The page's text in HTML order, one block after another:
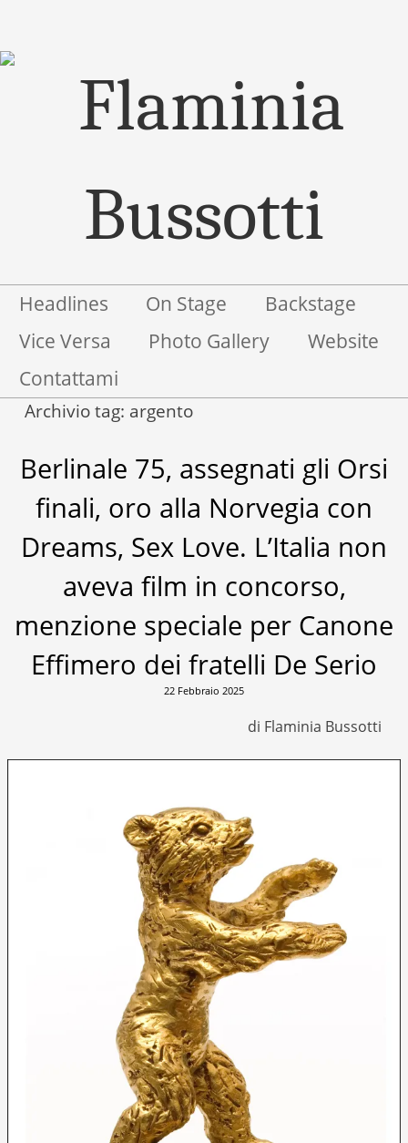
Menu
Salta il contenuto
Headlines On Stage
Backstage
Vice Versa
Photo Gallery
Website
Contattami
Archivio tag: argento
Berlinale 75, assegnati gli Orsi
finali, oro alla Norvegia con
Dreams, Sex Love. L’Italia non
aveva film in concorso,
menzione speciale per Canone
Effimero dei fratelli De Serio
22 Febbraio 2025
di Flaminia Bussotti